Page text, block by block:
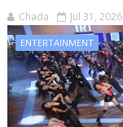
Chada Jul 31, 2026
ENTERTAINMENT